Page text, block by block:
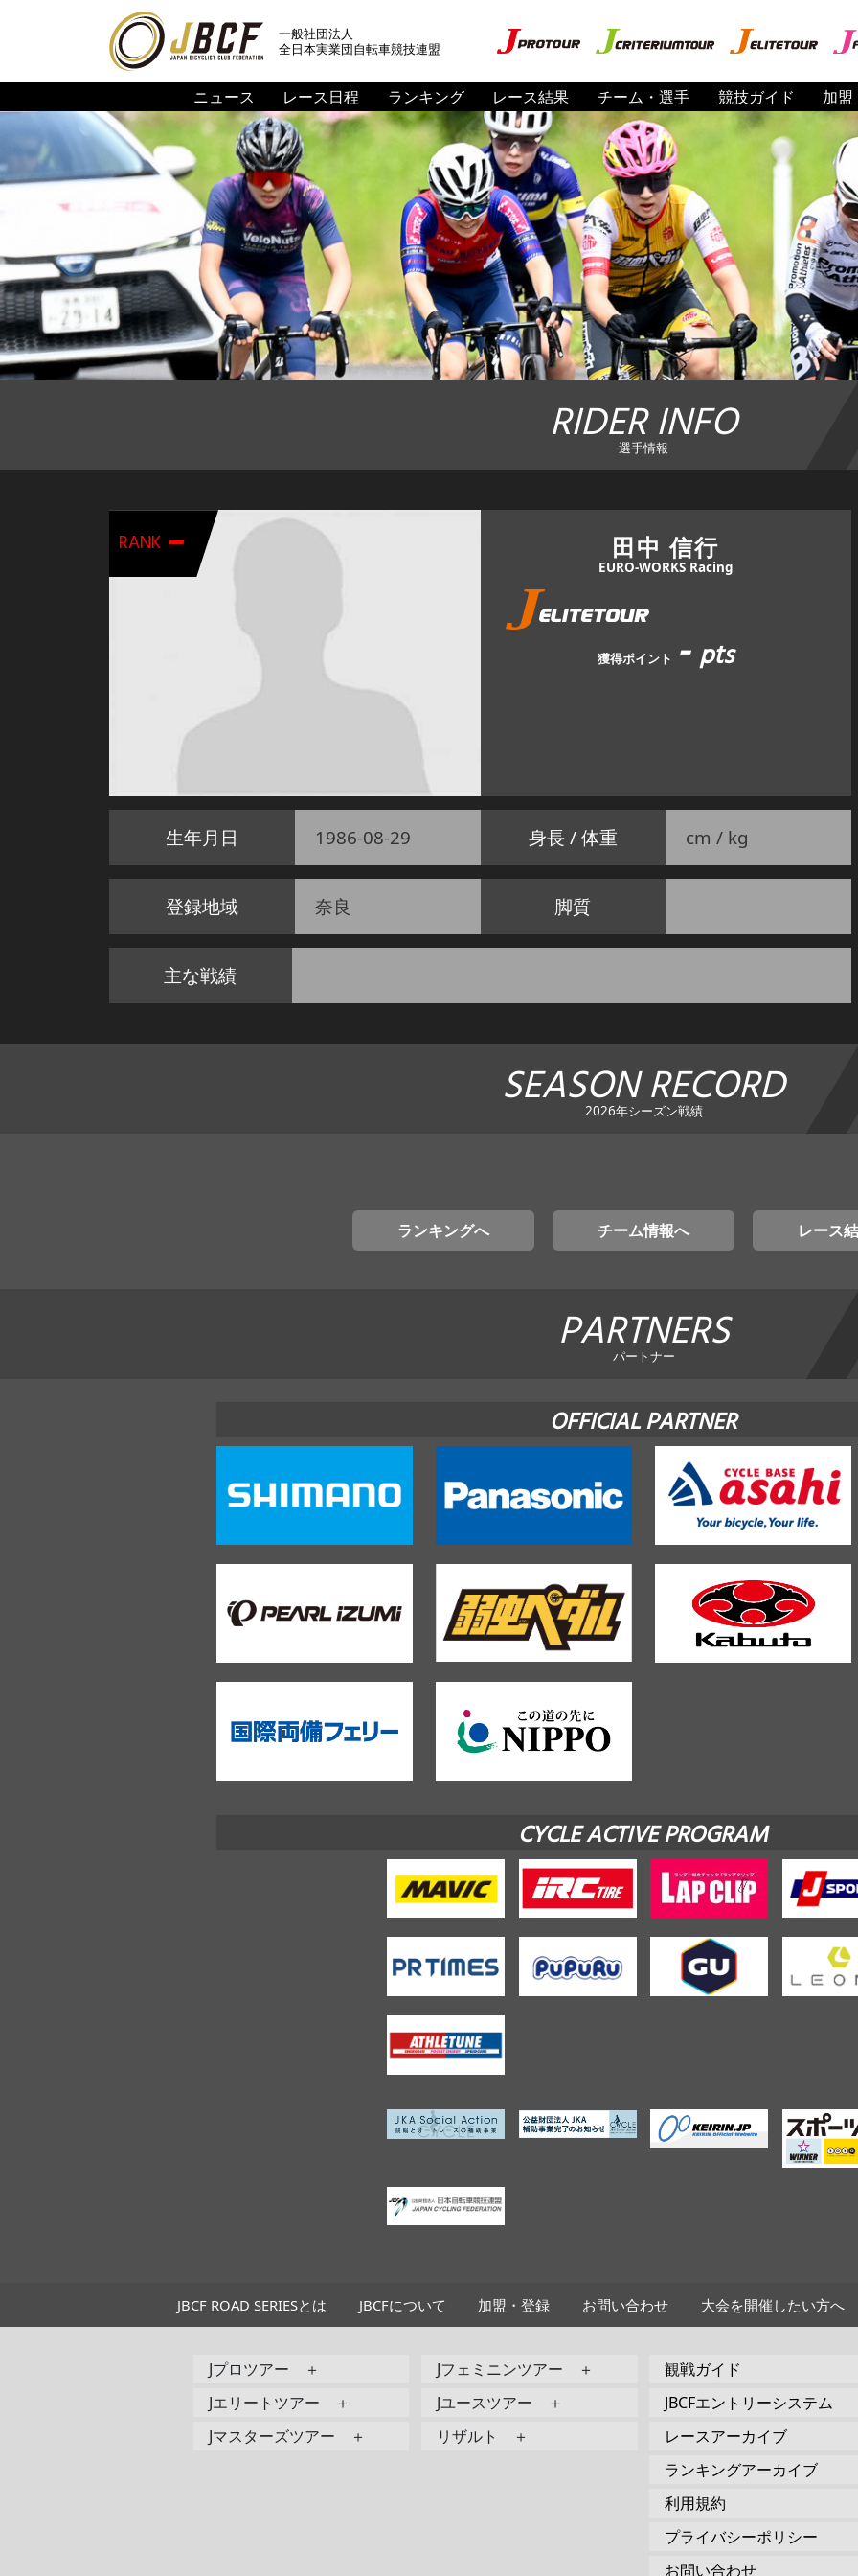
一般社団法人
全日本実業団自転車競技連盟
ニュース レース日程 ランキング レース結果 チーム・選手 競技ガイド 加盟
RIDER INFO
選手情報
RANK- 田中 信行
EURO-WORKS Racing
獲得ポイント -pts
生年月日 1986-08-29 身長 / 体重 cm / kg
登録地域 奈良 脚質
主な戦績
SEASON RECORD
2026年シーズン戦績
ランキングへ チーム情報へ レース
PARTNERS
パートナー
OFFICIAL PARTNER
CYCLE ACTIVE PROGRAM
JBCF ROAD SERIESとは JBCFについて 加盟・登録 お問い合わせ 大会を開催したい方へ
Jプロツアー ＋
Jエリートツアー ＋
Jマスターズツアー ＋
Jフェミニンツアー ＋
Jユースツアー ＋
リザルト ＋
観戦ガイド
JBCFエントリーシステム
レースアーカイブ
ランキングアーカイブ
利用規約
プライバシーポリシー
お問い合わせ